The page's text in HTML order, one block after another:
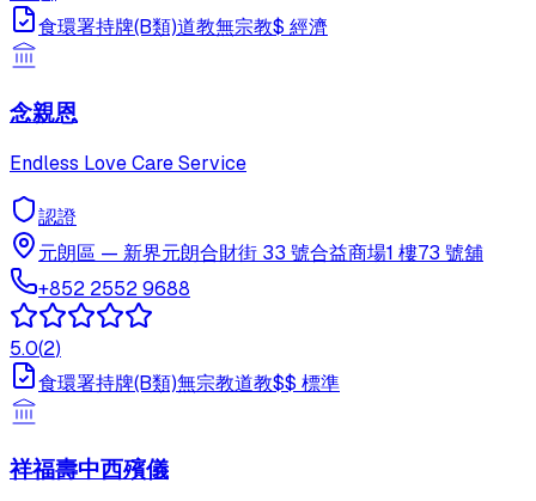
食環署持牌(B類)道教無宗教$ 經濟
念親恩
Endless Love Care Service
認證
元朗區 — 新界元朗合財街 33 號合益商場1 樓73 號舖
+852 2552 9688
5.0(2)
食環署持牌(B類)無宗教道教$$ 標準
祥福壽中西殯儀